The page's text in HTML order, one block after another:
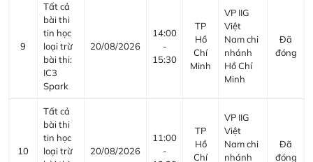
9
Tất cả
bài thi
tin học
loại trừ
bài thi:
IC3
Spark
20/08/2026
14:00
-
15:30
TP
Hồ
Chí
Minh
VP IIG
Việt
Nam chi
nhánh
Hồ Chí
Minh
Đã
đóng
10
Tất cả
bài thi
tin học
loại trừ
20/08/2026
11:00
-
TP
Hồ
Chí
VP IIG
Việt
Nam chi
nhánh
Đã
đóng